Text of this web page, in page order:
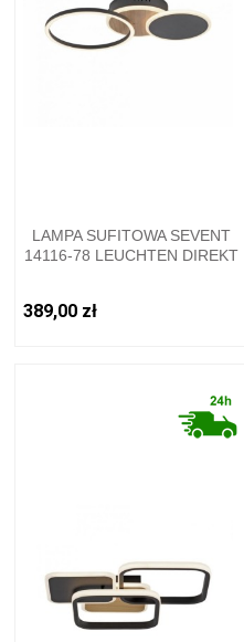
LAMPA SUFITOWA SEVENT
14116-78 LEUCHTEN DIREKT
389,00 zł